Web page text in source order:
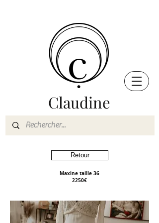
Claudine
Retour
Maxine taille 36
2250€